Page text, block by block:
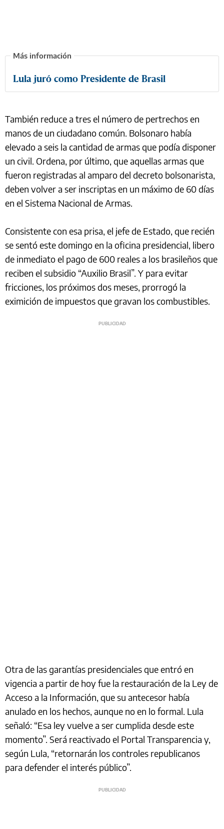
Lula juró como Presidente de Brasil
También reduce a tres el número de pertrechos en
manos de un ciudadano común. Bolsonaro había
elevado a seis la cantidad de armas que podía disponer
un civil. Ordena, por último, que aquellas armas que
fueron registradas al amparo del decreto bolsonarista,
deben volver a ser inscriptas en un máximo de 60 días
en el Sistema Nacional de Armas.
Consistente con esa prisa, el jefe de Estado, que recién
se sentó este domingo en la oficina presidencial, libero
de inmediato el pago de 600 reales a los brasileños que
reciben el subsidio “Auxilio Brasil”. Y para evitar
fricciones, los próximos dos meses, prorrogó la
eximición de impuestos que gravan los combustibles.
Otra de las garantías presidenciales que entró en
vigencia a partir de hoy fue la restauración de la Ley de
Acceso a la Información, que su antecesor había
anulado en los hechos, aunque no en lo formal. Lula
señaló: “Esa ley vuelve a ser cumplida desde este
momento”. Será reactivado el Portal Transparencia y,
según Lula, “retornarán los controles republicanos
para defender el interés público”.